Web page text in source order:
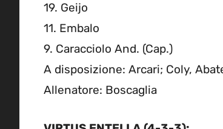
19. Geijo
11. Embalo
9. Caracciolo And. (Cap.)
A disposizione: Arcari; Coly,
Allenatore: Boscaglia